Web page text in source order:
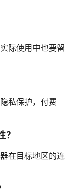
际使用中也要留
私保护，付费
在目标地区的连